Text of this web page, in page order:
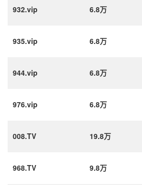
932.vip 6.8万
935.vip 6.8万
944.vip 6.8万
976.vip 6.8万
008.TV 19.8万
968.TV 9.8万